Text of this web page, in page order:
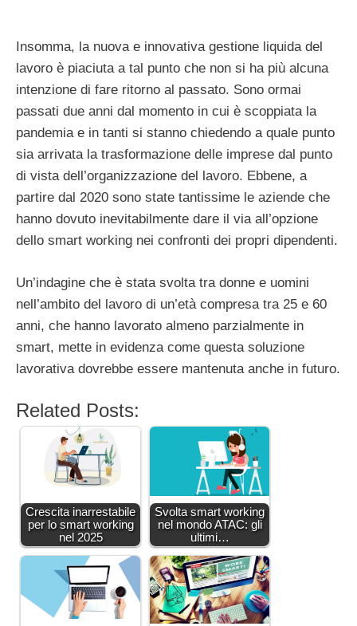
Insomma, la nuova e innovativa gestione liquida del
lavoro è piaciuta a tal punto che non si ha più alcuna
intenzione di fare ritorno al passato. Sono ormai
passati due anni dal momento in cui è scoppiata la
pandemia e in tanti si stanno chiedendo a quale punto
sia arrivata la trasformazione delle imprese dal punto
di vista dell’organizzazione del lavoro. Ebbene, a
partire dal 2020 sono state tantissime le aziende che
hanno dovuto inevitabilmente dare il via all’opzione
dello smart working nei confronti dei propri dipendenti.
Un’indagine che è stata svolta tra donne e uomini
nell’ambito del lavoro di un’età compresa tra 25 e 60
anni, che hanno lavorato almeno parzialmente in
smart, mette in evidenza come questa soluzione
lavorativa dovrebbe essere mantenuta anche in futuro.
Related Posts:
Crescita inarrestabile
per lo smart working
nel 2025
Svolta smart working
nel mondo ATAC: gli
ultimi…